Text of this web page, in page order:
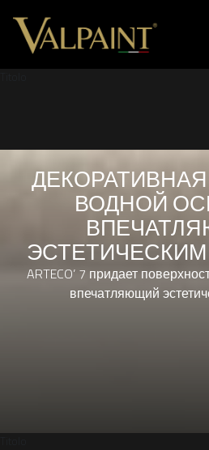
ВОДНОЙ
ARTECO’ 7 придает
впечатляющий